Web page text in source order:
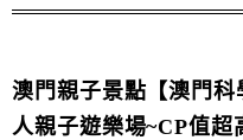
澳門親子景點【澳門
人親子遊樂場~CP值超